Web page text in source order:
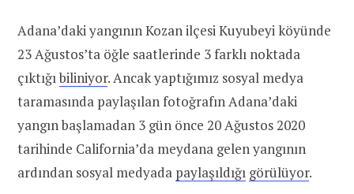
Adana’daki yangının Kozan ilçesi Kuyubeyi köyünde
23 Ağustos’ta öğle saatlerinde 3 farklı noktada
çıktığıbiliniyor. Ancak yaptığımız sosyal medya
taramasında paylaşılan fotoğrafın Adana’daki
yangın başlamadan 3 gün önce 20 Ağustos 2020
tarihinde California’da meydana gelen yangının
ardından sosyal medyada paylaşıldığı görülüyor.